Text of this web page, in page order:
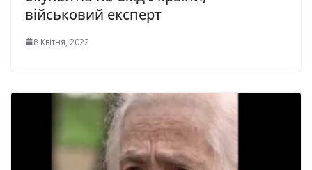
військовий експерт
8 Квітня, 2022